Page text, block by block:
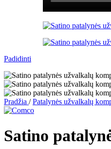
Padidinti
Pradžia / Patalynės užvalkalų
Satino